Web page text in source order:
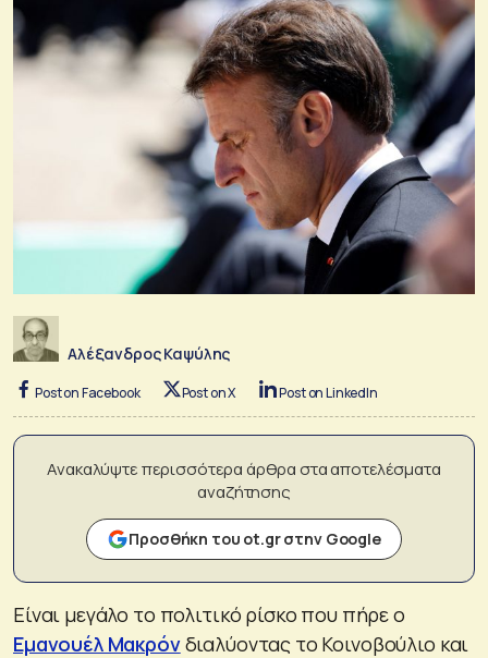
Αλέξανδρος Καψύλης
Post on Facebook Post on X Post on LinkedIn
Ανακαλύψτε περισσότερα άρθρα στα αποτελέσματα
αναζήτησης
Προσθήκη του ot.gr στην Google
Είναι μεγάλο το πολιτικό ρίσκο που πήρε ο
Εμανουέλ Μακρόνδιαλύοντας το Κοινοβούλιο και